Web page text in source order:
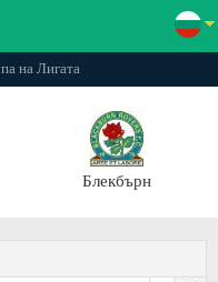
на Лигата
Блекбърн